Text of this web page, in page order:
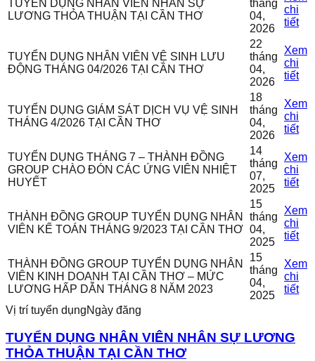
TUYỂN DỤNG NHÂN VIÊN NHÂN SỰ
LƯƠNG THỎA THUẬN TẠI CẦN THƠ
tháng
04,
2026
chi
tiết
TUYỂN DỤNG NHÂN VIÊN VỆ SINH LƯU
ĐỘNG THÁNG 04/2026 TẠI CẦN THƠ
22
tháng
04,
2026
Xem
chi
tiết
TUYỂN DỤNG GIÁM SÁT DỊCH VỤ VỆ SINH
THÁNG 4/2026 TẠI CẦN THƠ
18
tháng
04,
2026
Xem
chi
tiết
TUYỂN DỤNG THÁNG 7 – THÀNH ĐỒNG
GROUP CHÀO ĐÓN CÁC ỨNG VIÊN NHIỆT
HUYẾT
14
tháng
07,
2025
Xem
chi
tiết
THÀNH ĐỒNG GROUP TUYỂN DỤNG NHÂN
VIÊN KẾ TOÁN THÁNG 9/2023 TẠI CẦN THƠ
15
tháng
04,
2025
Xem
chi
tiết
THÀNH ĐỒNG GROUP TUYỂN DỤNG NHÂN
VIÊN KINH DOANH TẠI CẦN THƠ – MỨC
LƯƠNG HẤP DẪN THÁNG 8 NĂM 2023
15
tháng
04,
2025
Xem
chi
tiết
Vị trí tuyển dụngNgày đăng
TUYỂN DỤNG NHÂN VIÊN NHÂN SỰ LƯƠNG
THỎA THUẬN TẠI CẦN THƠ